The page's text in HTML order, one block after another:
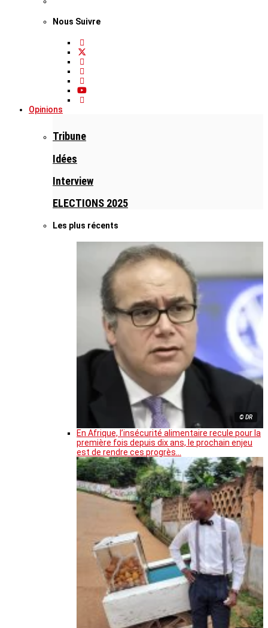
Nous Suivre
Opinions
Tribune
Idées
Interview
ELECTIONS 2025
Les plus récents
© DR
En Afrique, l’insécurité alimentaire recule pour la
première fois depuis dix ans, le prochain enjeu
est de rendre ces progrès…